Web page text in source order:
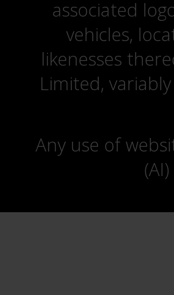
associated
vehicles,
likenesses
Limited,
Any use of